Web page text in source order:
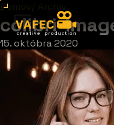
Domov Archív
colibri-
15. októbra 2020